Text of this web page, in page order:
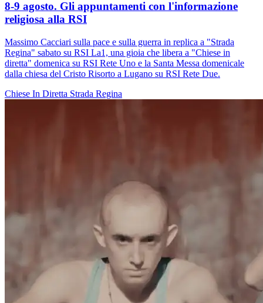
8-9 agosto. Gli appuntamenti con l'informazione
religiosa alla RSI
Massimo Cacciari sulla pace e sulla guerra in replica a "Strada
Regina" sabato su RSI La1, una gioia che libera a "Chiese in
diretta" domenica su RSI Rete Uno e la Santa Messa domenicale
dalla chiesa del Cristo Risorto a Lugano su RSI Rete Due.
Chiese In Diretta Strada Regina